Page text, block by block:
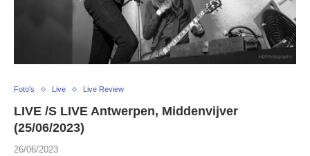
Foto's Live Live Review
LIVE /S LIVE Antwerpen, Middenvijver
(25/06/2023)
26/06/2023